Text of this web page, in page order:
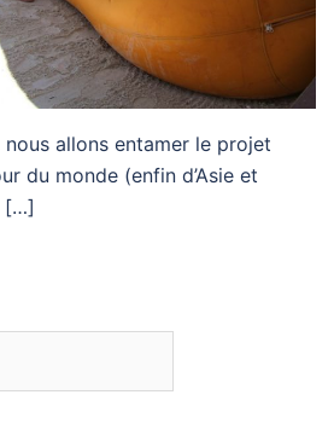
nous allons entamer le projet
du monde (enfin d’Asie et
[…]